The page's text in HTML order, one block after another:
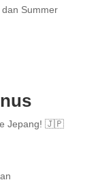
Summer
Jepang! 🇯🇵